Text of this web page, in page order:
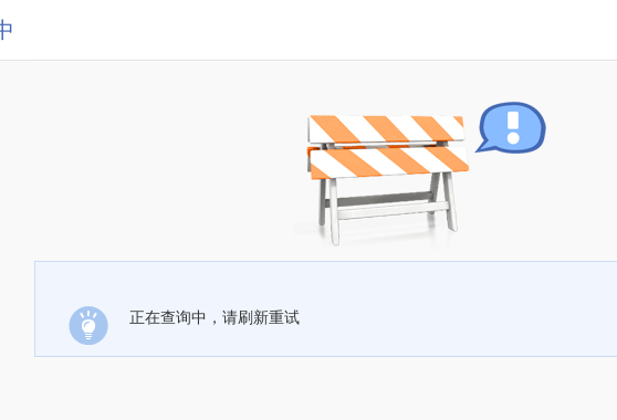
正在查询中，请刷新重试